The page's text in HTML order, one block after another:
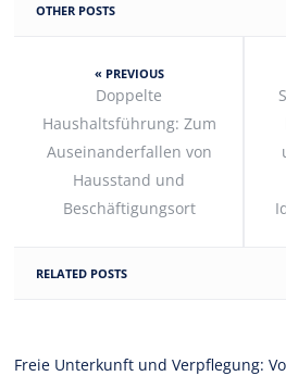
OTHER POSTS
« PREVIOUS
Doppelte
Haushaltsführung: Zum
Auseinanderfallen von
Hausstand und
Beschäftigungsort
RELATED POSTS
Freie Unterkunft und Verpflegung: